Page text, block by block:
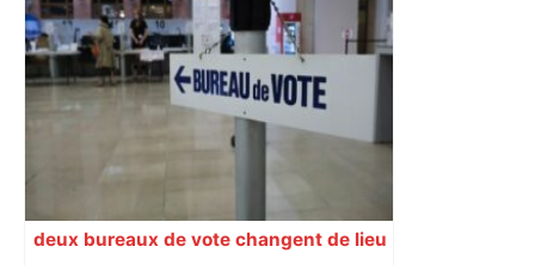
Municipales 2026 à Toulouse : voiture,
métro et train encombrent la campagne
électorale – – Le Mans.maville.com
deux bureaux de vote changent de lieu